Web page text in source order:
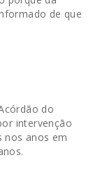
de que
do
intervenção
nos anos em